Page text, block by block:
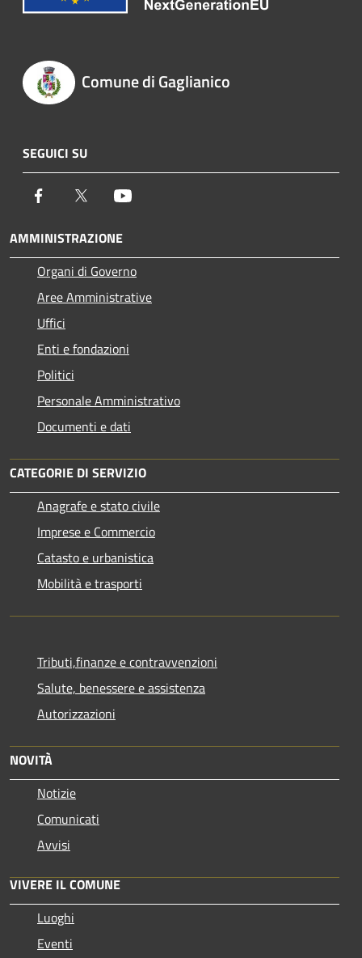
Comune di Gaglianico
SEGUICI SU
Facebook Twitter
AMMINISTRAZIONE
Organi di Governo
Aree Amministrative
Uffici
Enti e fondazioni
Politici
Personale Amministrativo
Documenti e dati
CATEGORIE DI SERVIZIO
Anagrafe e stato civile
Imprese e Commercio
Catasto e urbanistica
Mobilità e trasporti
Tributi,finanze e contravvenzioni
Salute, benessere e assistenza
Autorizzazioni
NOVITÀ
Notizie
Comunicati
Avvisi
VIVERE IL COMUNE
Luoghi
Eventi